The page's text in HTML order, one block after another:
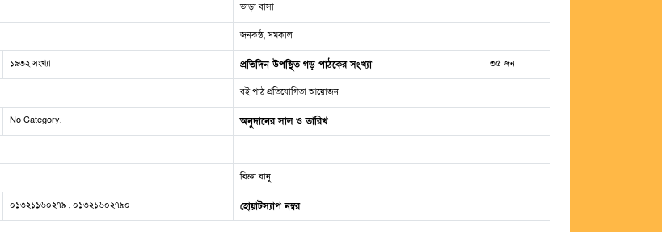
ভাড়া বাসা
জনকন্ঠ, সমকাল
১৯৩২ সংখ্যা প্রতিদিন উপস্থিত গড় পাঠকের সংখ্যা ৩৫ জন
বই পাঠ প্রতিযোগিতা আয়োজন
No Category. অনুদানের সাল ও তারিখ
রিক্তা বানু
০১৩২১১৬০২৭৯ , ০১৩২১৬০২৭৯০ হোয়াটস্যাপ নম্বর